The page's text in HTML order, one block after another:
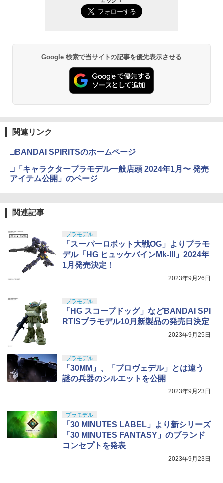
東京マルイ(TOKYO MARUI) No.21 H&K
USP HG 18歳以上エアーHOPハンドガン
￥3,409
東京マルイ (TOKYO MARUI) ガスブロー
バックマシンガン No.14 20式 5.56mm
小銃 18歳以上 ガスブローバック
￥219,500
USP 10歳以上エアーHOPハンドガン 手
動
￥2,666
5
￥3,815
タミヤ クラフトツールシリーズ No.123
先細薄刃ニッパー (ゲートカット用) プラ
GSIクレオス Mr.トップコート 水性プレ
ミアムトップコートスプレー 光沢 88ml
ホビー用仕上材 B601
4
GSIクレオス Mr.トップコート 水性プレ
ミアムトップコートスプレー つや消し 8
8ml ホビー用仕上材 B603
￥710
型用接着剤 87003
￥184
Google 検索で当サイトの記事を優先表示させる
関連リンク
□BANDAI SPIRITSのホームページ
□「キャラクタープラモデル一般店頭 2024年1月〜 発売
アイテム公開」のページ
関連記事
プラモデル
「スーパーロボット大戦OG」よりプラモ
デル「HG ヒュッケバインMk-III」2024年
1月発売決定！
2023年9月26日
プラモデル
「HG スコープドッグ」などBANDAI SPI
RTISプラモデル10月新製品の発売日決定
2023年9月25日
プラモデル
「30MM」、「プロヴェデル」とは違う
謎の兵器のシルエットを公開
2023年9月23日
プラモデル
「30 MINUTES LABEL」より新シリーズ
「30 MINUTES FANTASY」のブランド
コンセプトを発表
2023年9月23日